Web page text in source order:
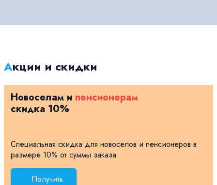
Акции и скидки
Новоселам и пенсионерам
скидка 10%
Специальная скидка для новоселов и пенсионеров в
размере 10% от суммы заказа
Получить